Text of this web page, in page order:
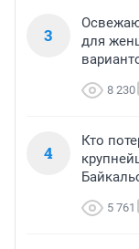
3
для
8 230
4
Кто
5 761